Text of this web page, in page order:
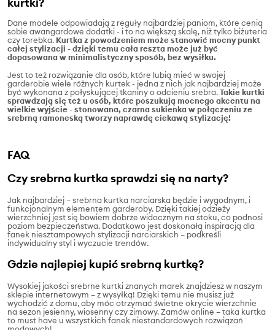
Dane modele odpowiadają z reguły najbardziej paniom, które cenią
sobie awangardowe dodatki - i to na większą skalę, niż tylko biżuteria
czy torebka. Kurtka z powodzeniem może stanowić mocny punkt
całej stylizacji - dzięki temu cała reszta może już być
dopasowana w minimalistyczny sposób, bez wysiłku.
Jest to też rozwiązanie dla osób, które lubią mieć w swojej
garderobie wiele różnych kurtek - jedna z nich jak najbardziej może
być wykonana z połyskującej tkaniny o odcieniu srebra.Takie kurtki
sprawdzają się też u osób, które poszukują mocnego akcentu na
wielkie wyjście - stonowana, czarna sukienka w połączeniu ze
srebrną ramoneską tworzy naprawdę ciekawą stylizację!
FAQ
Czy srebrna kurtka sprawdzi się na narty?
Jak najbardziej – srebrna kurtka narciarska będzie i wygodnym, i
funkcjonalnym elementem garderoby. Dzięki takiej odzieży
wierzchniej jest się bowiem dobrze widocznym na stoku, co podnosi
poziom bezpieczeństwa. Dodatkowo jest doskonałą inspiracją dla
fanek niesztampowych stylizacji narciarskich – podkreśli
indywidualny styl i wyczucie trendów.
Gdzie najlepiej kupić srebrną kurtkę?
Wysokiej jakości srebrne kurtki znanych marek znajdziesz w naszym
sklepie internetowym – z wysyłką! Dzięki temu nie musisz już
wychodzić z domu, aby móc otrzymać świetne okrycie wierzchnie
na sezon jesienny, wiosenny czy zimowy. Zamów online – taka kurtka
to must have u wszystkich fanek niestandardowych rozwiązań